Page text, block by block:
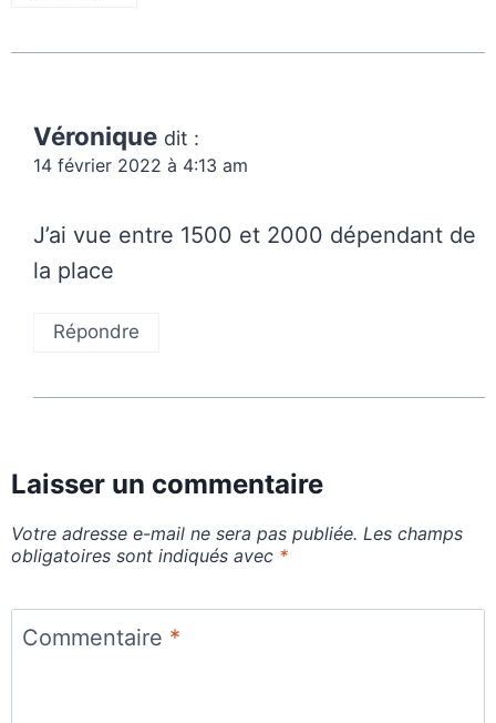
Véronique dit :
14 février 2022 à 4:13 am
J’ai vue entre 1500 et 2000 dépendant de
la place
Répondre
Laisser un commentaire
Votre adresse e-mail ne sera pas publiée. Les champs
obligatoires sont indiqués avec *
Commentaire *